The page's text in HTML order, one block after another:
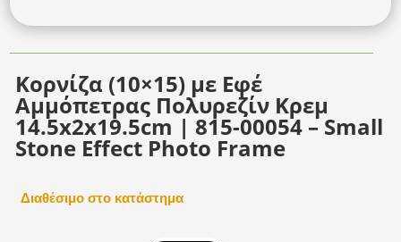
Κορνίζα (10×15) με Εφέ
Αμμόπετρας Πολυρεζίν Κρεμ
14.5x2x19.5cm | 815-00054 – Small
Stone Effect Photo Frame
Διαθέσιμο στο κατάστημα